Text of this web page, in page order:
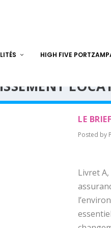
HIGH FIVE
LE
Posted by
Livret